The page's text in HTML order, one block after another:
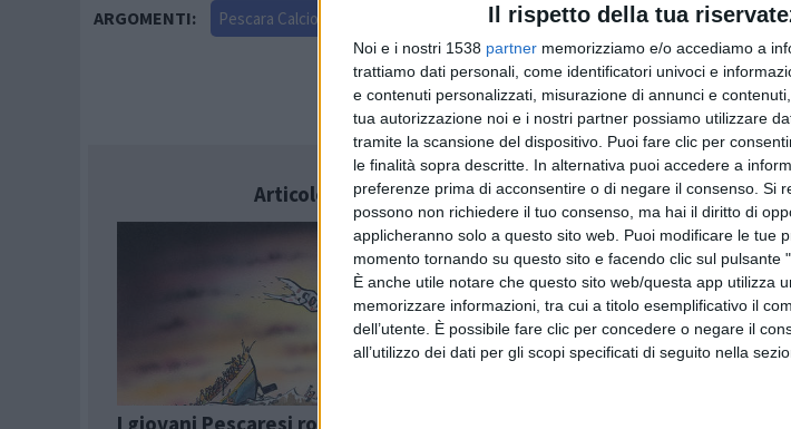
Il rispetto della tua
Noi e i nostri 1538 partner memorizziamo e/o accediamo a
trattiamo dati personali, come identificatori univoci e
e contenuti personalizzati, misurazione di annunci e
tua autorizzazione noi e i nostri partner possiamo utilizzare
tramite la scansione del dispositivo. Puoi fare clic per
le finalità sopra descritte. In alternativa puoi accedere a
preferenze prima di acconsentire o di negare il consenso. Si
possono non richiedere il tuo consenso, ma hai il diritto di
applicheranno solo a questo sito web. Puoi modificare le tue
momento tornando su questo sito e facendo clic sul pulsante
È anche utile notare che questo sito web/questa app utilizza
memorizzare informazioni, tra cui a titolo esemplificativo il
dell’utente. È possibile fare clic per concedere o negare il
all’utilizzo dei dati per gli scopi specificati di seguito nella
ARGOMENTI: Pescara Calcio
Articolo successivo
I giovani Pescaresi rompono il silenzio: senza